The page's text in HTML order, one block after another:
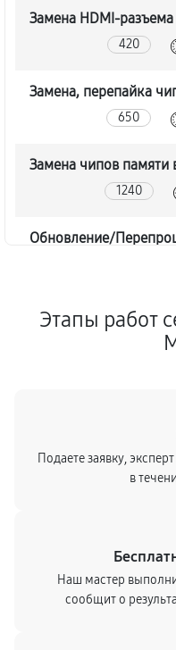
Замена HDMI-
420
Замена, перепайка
650
Замена чипов памяти
1240
Обновление/
Восстановление
Техническое
Замена
260
590
Замена термопасты
Этапы работ
Подаете заявку,
в
Наш мастер
сообщит о